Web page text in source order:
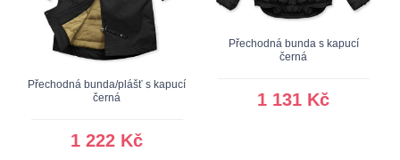
Přechodná bunda/plášť s kapucí
černá
1 222 Kč
Přechodná bunda s kapucí
černá
1 131 Kč